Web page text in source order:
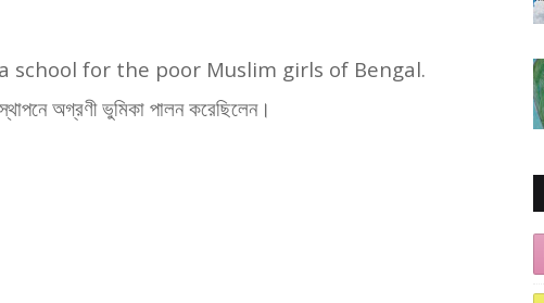
school for the poor Muslim girls of Bengal.
অগ্রণী ভুমিকা পালন করেছিলেন।